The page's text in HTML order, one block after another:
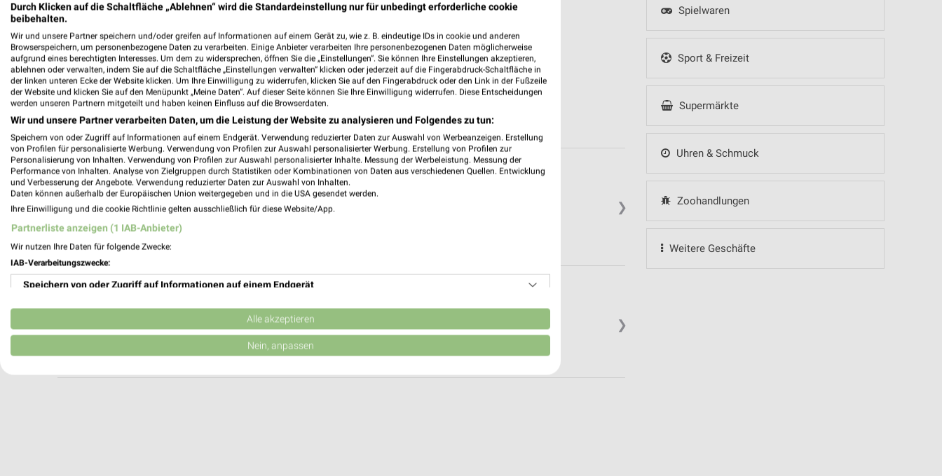
Spielwaren
Sport & Freizeit
Supermärkte
Uhren & Schmuck
Zoohandlungen
Weitere Geschäfte
❯
Louis MEGAShop Regensburg
Frankenstraße / Steinweg 19
93059 Regensburg
Heute 09:00 - 20:00 Uhr |
399,04 km
❯
A.T.U Regensburg - Nord
Heute 07:30 - 19:00 Uhr | Geschlossen
Durch Klicken auf die Schaltfläche „Ablehnen“ wird die Standardeinstellung nur für unbedingt erforderliche cookie
beibehalten.
Wir und unsere Partner speichern und/oder greifen auf Informationen auf einem Gerät zu, wie z. B. eindeutige IDs in cookie und anderen
Browserspeichern, um personenbezogene Daten zu verarbeiten. Einige Anbieter verarbeiten Ihre personenbezogenen Daten möglicherweise
aufgrund eines berechtigten Interesses. Um dem zu widersprechen, öffnen Sie die „Einstellungen“. Sie können Ihre Einstellungen akzeptieren,
ablehnen oder verwalten, indem Sie auf die Schaltfläche „Einstellungen verwalten“ klicken oder jederzeit auf die Fingerabdruck-Schaltfläche in
der linken unteren Ecke der Website klicken. Um Ihre Einwilligung zu widerrufen, klicken Sie auf den Fingerabdruck oder den Link in der Fußzeile
der Website und klicken Sie auf den Menüpunkt „Meine Daten“. Auf dieser Seite können Sie Ihre Einwilligung widerrufen. Diese Entscheidungen
werden unseren Partnern mitgeteilt und haben keinen Einfluss auf die Browserdaten.
Wir und unsere Partner verarbeiten Daten, um die Leistung der Website zu analysieren und Folgendes zu tun:
Speichern von oder Zugriff auf Informationen auf einem Endgerät. Verwendung reduzierter Daten zur Auswahl von Werbeanzeigen. Erstellung
von Profilen für personalisierte Werbung. Verwendung von Profilen zur Auswahl personalisierter Werbung. Erstellung von Profilen zur
Personalisierung von Inhalten. Verwendung von Profilen zur Auswahl personalisierter Inhalte. Messung der Werbeleistung. Messung der
Performance von Inhalten. Analyse von Zielgruppen durch Statistiken oder Kombinationen von Daten aus verschiedenen Quellen. Entwicklung
und Verbesserung der Angebote. Verwendung reduzierter Daten zur Auswahl von Inhalten.
Daten können außerhalb der Europäischen Union weitergegeben und in die USA gesendet werden.
Ihre Einwilligung und die cookie Richtlinie gelten ausschließlich für diese Website/App.
Partnerliste anzeigen (1 IAB-Anbieter)
Wir nutzen Ihre Daten für folgende Zwecke:
IAB-Verarbeitungszwecke:
Speichern von oder Zugriff auf Informationen auf einem Endgerät
Verwendung reduzierter Daten zur Auswahl von Werbeanzeigen
Erstellung von Profilen für personalisierte Werbung
Alle akzeptieren
Nein, anpassen